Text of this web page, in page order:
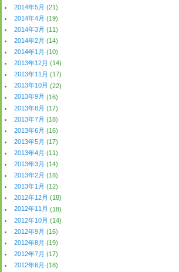
2014年5月 (21)
2014年4月 (19)
2014年3月 (11)
2014年2月 (14)
2014年1月 (10)
2013年12月 (14)
2013年11月 (17)
2013年10月 (22)
2013年9月 (16)
2013年8月 (17)
2013年7月 (18)
2013年6月 (16)
2013年5月 (17)
2013年4月 (11)
2013年3月 (14)
2013年2月 (18)
2013年1月 (12)
2012年12月 (18)
2012年11月 (18)
2012年10月 (14)
2012年9月 (16)
2012年8月 (19)
2012年7月 (17)
2012年6月 (18)